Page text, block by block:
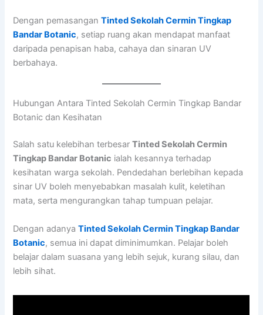
Dengan pemasanganTinted Sekolah Cermin Tingkap
Bandar Botanic, setiap ruang akan mendapat manfaat
daripada penapisan haba, cahaya dan sinaran UV
berbahaya.
Hubungan Antara Tinted Sekolah Cermin Tingkap Bandar
Botanic dan Kesihatan
Salah satu kelebihan terbesarTinted Sekolah Cermin
Tingkap Bandar Botanic ialah kesannya terhadap
kesihatan warga sekolah. Pendedahan berlebihan kepada
sinar UV boleh menyebabkan masalah kulit, keletihan
mata, serta mengurangkan tahap tumpuan pelajar.
Dengan adanyaTinted Sekolah Cermin Tingkap Bandar
Botanic, semua ini dapat diminimumkan. Pelajar boleh
belajar dalam suasana yang lebih sejuk, kurang silau, dan
lebih sihat.